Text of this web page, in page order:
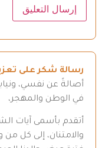
رسالة شكر على
أصالةً عن نفسي،
في الوطن والمهجر،
أتقدم بأسمى آيات
والامتنان، إلى كل من